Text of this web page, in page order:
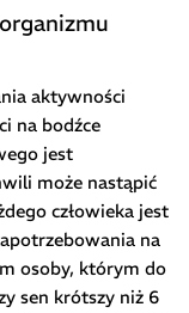
aktywności
na bodźce
jest
może nastąpić
człowieka jest
na
osoby, którym do
sen krótszy niż 6